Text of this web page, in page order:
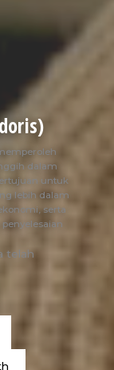
dalam
untuk
lebih dalam
serta
telah